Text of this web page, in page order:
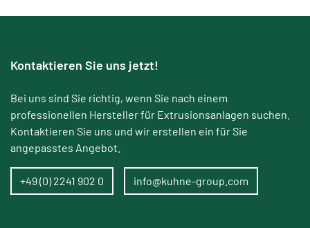
Kontaktieren Sie uns jetzt!
Bei uns sind Sie richtig, wenn Sie nach einem
professionellen Hersteller für Extrusionsanlagen suchen.
Kontaktieren Sie uns und wir erstellen ein für Sie
angepasstes Angebot.
+49 (0) 2241 902 0 info@kuhne-group.com